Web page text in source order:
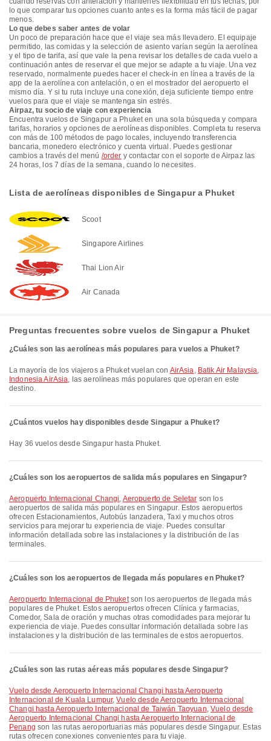
lo que comparar tus opciones cuanto antes es la forma más fácil de pagar
menos.
Lo que debes saber antes de volar
Un poco de preparación hace que el viaje sea más llevadero. El equipaje
permitido, las comidas y la selección de asiento varían según la aerolínea
y el tipo de tarifa, así que vale la pena revisar los detalles de cada vuelo a
continuación antes de reservar el que mejor se adapte a tu viaje. Una vez
reservado, normalmente puedes hacer el check-in en línea a través de la
app de la aerolínea con antelación, o en el mostrador del aeropuerto el
mismo día. Y si tu ruta incluye una conexión, deja suficiente tiempo entre
vuelos para que el viaje se mantenga sin estrés.
Airpaz, tu socio de viaje con experiencia
Encuentra vuelos de Singapur a Phuket en una sola búsqueda y compara
tarifas, horarios y opciones de aerolíneas disponibles. Completa tu reserva
con más de 100 métodos de pago locales, incluyendo transferencia
bancaria, monedero electrónico y cuenta virtual. Puedes gestionar
cambios a través del menú /order y contactar con el soporte de Airpaz las
24 horas, los 7 días de la semana, cuando lo necesites.
Lista de aerolíneas disponibles de Singapur a Phuket
Scoot
Singapore Airlines
Thai Lion Air
Air Canada
Preguntas frecuentes sobre vuelos de Singapur a Phuket
¿Cuáles son las aerolíneas más populares para vuelos a Phuket?
La mayoría de los viajeros a Phuket vuelan con AirAsia, Batik Air Malaysia,
Indonesia AirAsia, las aerolíneas más populares que operan en este
destino.
¿Cuántos vuelos hay disponibles desde Singapur a Phuket?
Hay 36 vuelos desde Singapur hasta Phuket.
¿Cuáles son los aeropuertos de salida más populares en Singapur?
Aeropuerto Internacional Changi, Aeropuerto de Seletar son los
aeropuertos de salida más populares en Singapur. Estos aeropuertos
ofrecen Estacionamientos, Autobús lanzadera, Taxi y muchos otros
servicios para mejorar tu experiencia de viaje. Puedes consultar
información detallada sobre las instalaciones y la distribución de las
terminales.
¿Cuáles son los aeropuertos de llegada más populares en Phuket?
Aeropuerto Internacional de Phuketson los aeropuertos de llegada más
populares de Phuket. Estos aeropuertos ofrecen Clínica y farmacias,
Comedor, Sala de oración y muchas otras comodidades para mejorar tu
experiencia de viaje. Puedes consultar información detallada sobre las
instalaciones y la distribución de las terminales de estos aeropuertos.
¿Cuáles son las rutas aéreas más populares desde Singapur?
Vuelo desde Aeropuerto Internacional Changi hasta Aeropuerto
Internacional de Kuala Lumpur,Vuelo desde Aeropuerto Internacional
Changi hasta Aeropuerto Internacional de Taiwán Taoyuan, Vuelo desde
Aeropuerto Internacional Changi hasta Aeropuerto Internacional de
Penang son las rutas aeroportuarias más populares desde Singapur. Estas
rutas ofrecen conexiones convenientes para tu viaje.